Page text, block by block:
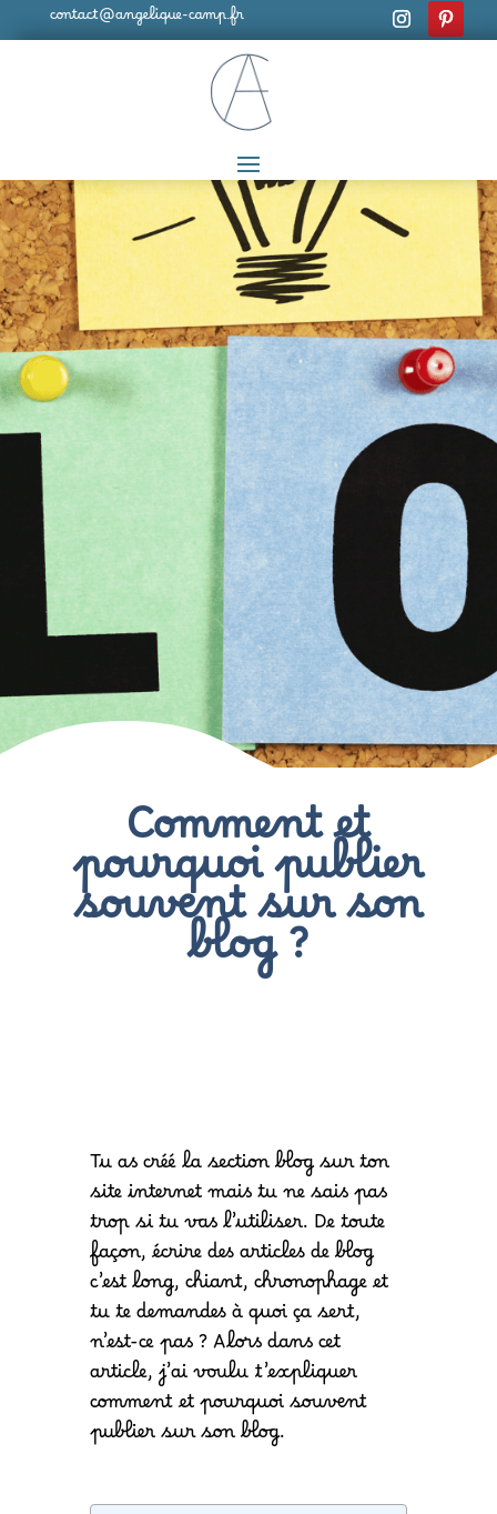
contact@angelique-camp.fr
Comment et
pourquoi publier
souvent sur son
blog ?
Tu as créé la section blog sur ton
site internet mais tu ne sais pas
trop si tu vas l’utiliser. De toute
façon, écrire des articles de blog
c’est long, chiant, chronophage et
tu te demandes à quoi ça sert,
n’est-ce pas ? Alors dans cet
article, j’ai voulu t’expliquer
comment et pourquoi souvent
publier sur son blog.